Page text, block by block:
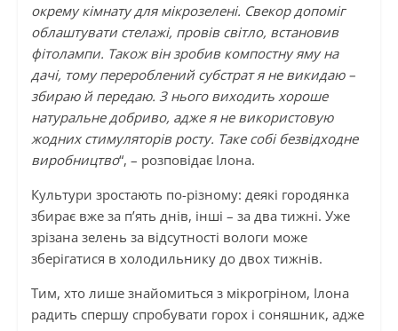
окрему кімнату для мікрозелені. Свекор допоміг
облаштувати стелажі, провів світло, встановив
фітолампи. Також він зробив компостну яму на
дачі, тому перероблений субстрат я не викидаю –
збираю й передаю. З нього виходить хороше
натуральне добриво, адже я не використовую
жодних стимуляторів росту. Таке собі безвідходне
виробництво“, – розповідає Ілона.
Культури зростають по-різному: деякі городянка
збирає вже за п’ять днів, інші – за два тижні. Уже
зрізана зелень за відсутності вологи може
зберігатися в холодильнику до двох тижнів.
Тим, хто лише знайомиться з мікрогріном, Ілона
радить спершу спробувати горох і соняшник, адже